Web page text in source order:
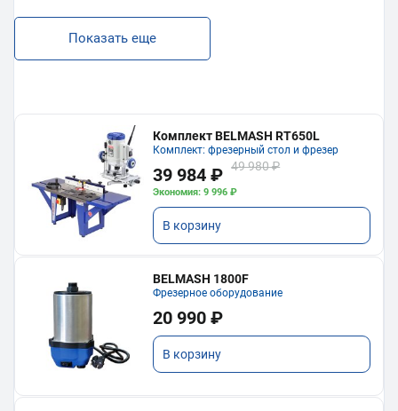
Показать еще
Комплект BELMASH RT650L
Комплект: фрезерный стол и фрезер
39 984 ₽ 49 980 ₽
Экономия: 9 996 ₽
В корзину
BELMASH 1800F
Фрезерное оборудование
20 990 ₽
В корзину